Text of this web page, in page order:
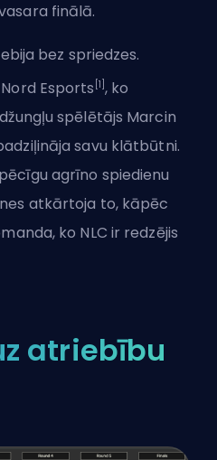
finālā.
bez spriedzes.
Esports [1] , ko
spēlētājs Marcin
savu klātbūtni.
agrīno spiedienu
atkārtoja to, kāpēc
ko NLC ir redzējis
atriebību